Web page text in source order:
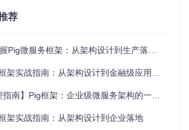
门：3分钟环境搭建与服务启动
微服务模式建议8GB+）
荐
微服务框架：从架构设计到生产落地的全指南
架实战指南：从架构设计到金融级应用落地
南】Pig框架：企业级微服务架构的一站式解决方案
架实战指南：从架构设计到企业落地